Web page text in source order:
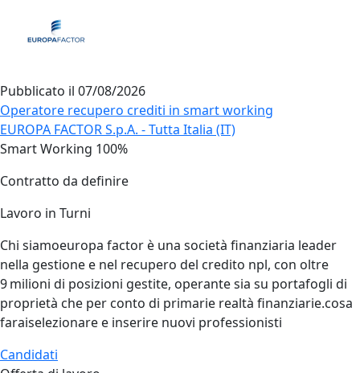
Pubblicato il 07/08/2026
Operatore recupero crediti in smart working
EUROPA FACTOR S.p.A. - Tutta Italia (IT)
Smart Working 100%
Contratto da definire
Lavoro in Turni
Chi siamoeuropa factor è una società finanziaria leader
nella gestione e nel recupero del credito npl, con oltre
9 milioni di posizioni gestite, operante sia su portafogli di
proprietà che per conto di primarie realtà finanziarie.cosa
faraiselezionare e inserire nuovi professionisti
Candidati